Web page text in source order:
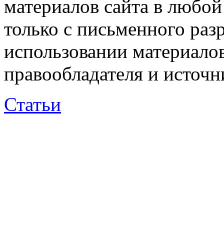
материалов сайта в
только с письменного
использовании
правообладателя и
Статьи